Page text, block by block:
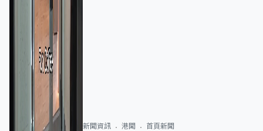
新聞資訊 港聞 首頁新聞